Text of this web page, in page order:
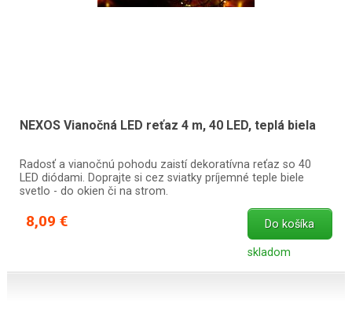
NEXOS Vianočná LED reťaz 4 m, 40 LED, teplá biela
Radosť a vianočnú pohodu zaistí dekoratívna reťaz so 40
LED diódami. Doprajte si cez sviatky príjemné teple biele
svetlo - do okien či na strom.
8,09 € Do košíka
skladom